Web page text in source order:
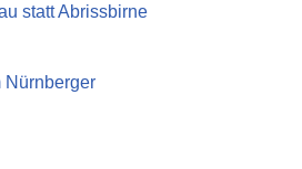
statt Abrissbirne
Nürnberger